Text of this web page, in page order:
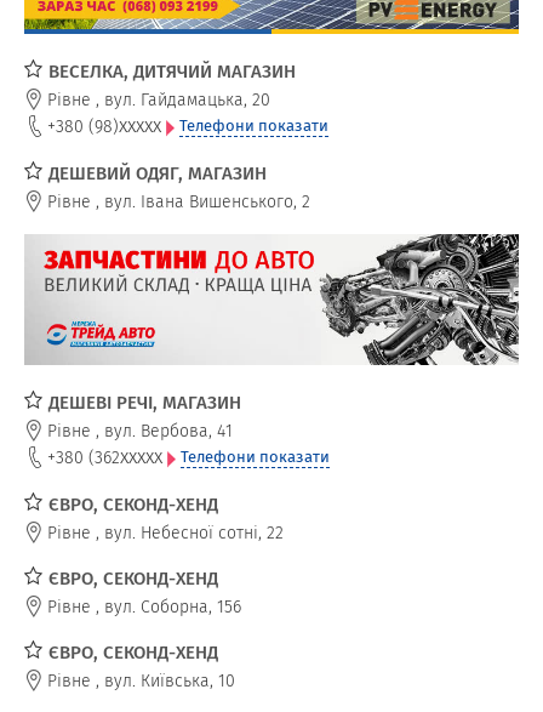
ВЕСЕЛКА, ДИТЯЧИЙ МАГАЗИН
Рівне , вул. Гайдамацька, 20
+380 (98)xxxxx Телефони показати
ДЕШЕВИЙ ОДЯГ, МАГАЗИН
Рівне , вул. Івана Вишенського, 2
ДЕШЕВІ РЕЧІ, МАГАЗИН
Рівне , вул. Вербова, 41
+380 (362xxxxx Телефони показати
ЄВРО, СЕКОНД-ХЕНД
Рівне , вул. Небесної сотні, 22
ЄВРО, СЕКОНД-ХЕНД
Рівне , вул. Соборна, 156
ЄВРО, СЕКОНД-ХЕНД
Рівне , вул. Київська, 10